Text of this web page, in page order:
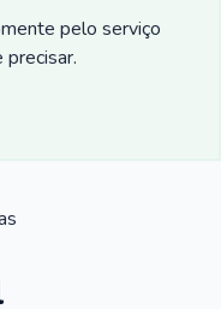
pelo serviço